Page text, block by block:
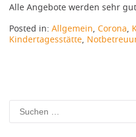
Alle Angebote werden sehr
Posted in: Allgemein, Corona,
Kindertagesstätte,
Suchen
nach: